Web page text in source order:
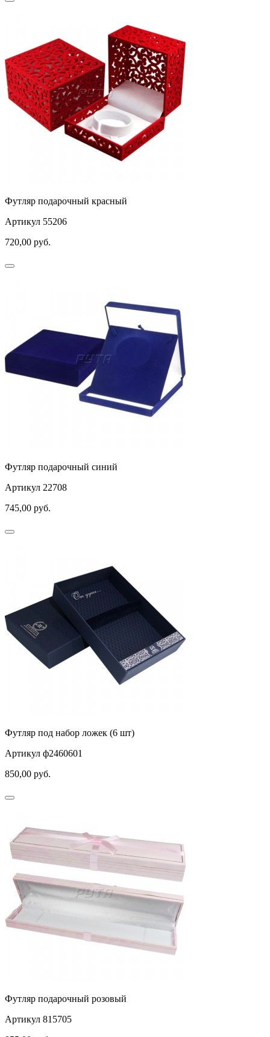
Футляр подарочный красный
Артикул 55206
720,00 руб.
Футляр подарочный синий
Артикул 22708
745,00 руб.
Футляр под набор ложек (6 шт)
Артикул ф2460601
850,00 руб.
Футляр подарочный розовый
Артикул 815705